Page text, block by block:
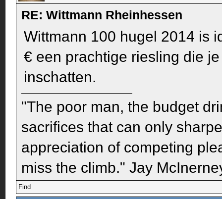
RE: Wittmann Rheinhessen
Wittmann 100 hugel 2014 is
€ een prachtige riesling die
inschatten.
"The poor man, the budget
sacrifices that can only
appreciation of competing
miss the climb." Jay
Find